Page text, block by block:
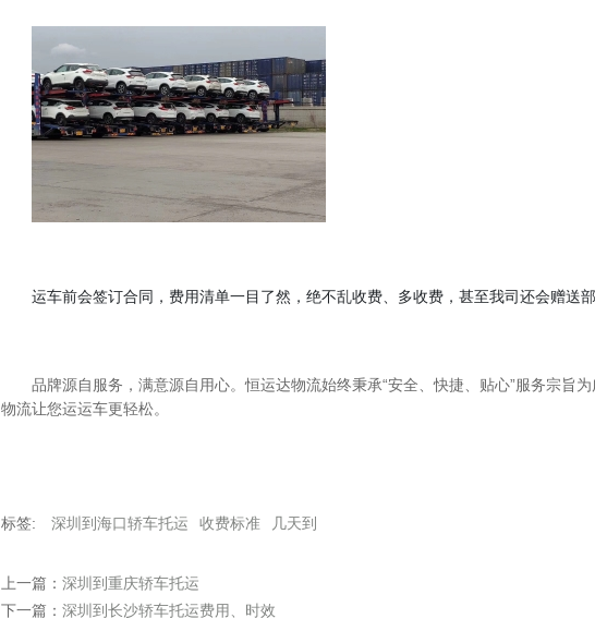
运车前会签订合同，费用清单一目了然，绝不乱收费、多收费，甚至我司还会赠送
品牌源自服务，满意源自用心。恒运达物流始终秉承“安全、快捷、贴心”服务宗旨
物流让您运运车更轻松。
标签: 深圳到海口轿车托运 收费标准 几天到
上一篇： 深圳到重庆轿车托运
下一篇： 深圳到长沙轿车托运费用、时效